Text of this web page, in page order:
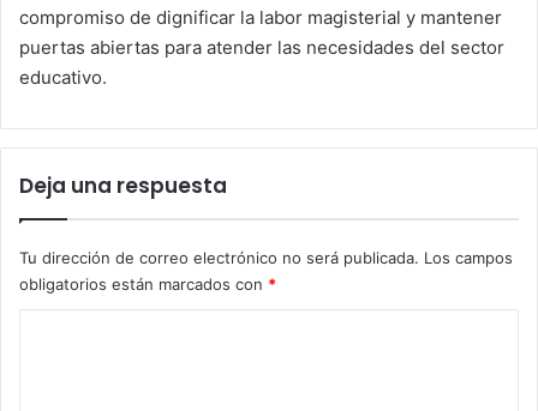
compromiso de dignificar la labor magisterial y mantener
puertas abiertas para atender las necesidades del sector
educativo.
Deja una respuesta
Tu dirección de correo electrónico no será publicada. Los campos
obligatorios están marcados con *